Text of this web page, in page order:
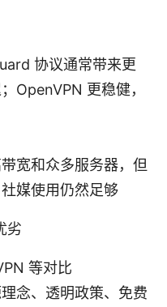
协议通常带来更
OpenVPN 更稳健，
宽和众多服务器，但
媒使用仍然足够
劣
等对比
念、透明政策、免费